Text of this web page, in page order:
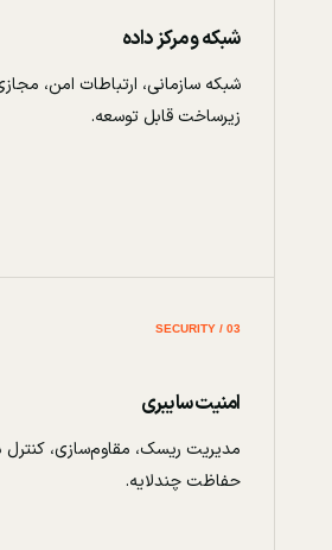
شبکه و مرکز داده
شبکه سازمانی، ارتباطات امن،
زیرساخت قابل توسعه.
03 / SECURITY
امنیت سایبری
مدیریت ریسک، مقاوم‌سازی،
حفاظت چندلایه.